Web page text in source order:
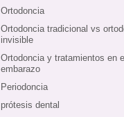
Ortodoncia
Ortodoncia tradicional vs
invisible
Ortodoncia y tratamientos en el
embarazo
Periodoncia
prótesis dental